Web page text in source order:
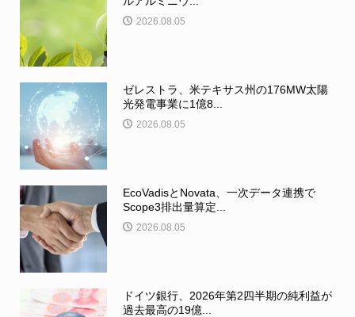
2026.08.05
ゼレストラ、米テキサス州の176MW太陽
光発電事業に1億8...
2026.08.05
EcoVadisとNovata、一次データ連携で
Scope3排出量算定...
2026.08.05
ドイツ銀行、2026年第2四半期の純利益が
過去最高の19億...